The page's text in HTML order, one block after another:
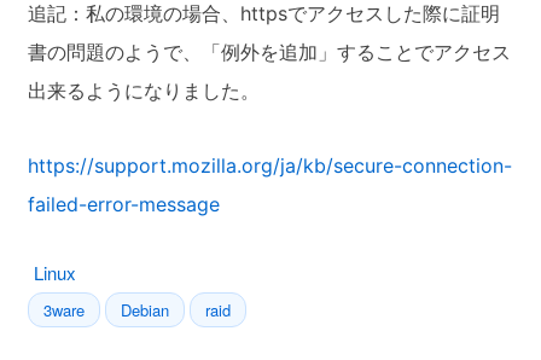
追記：私の環境の場合、httpsでアクセスした際に証明
書の問題のようで、「例外を追加」することでアクセス
出来るようになりました。
https://support.mozilla.org/ja/kb/secure-connection-
failed-error-message
Linux
3ware Debian raid